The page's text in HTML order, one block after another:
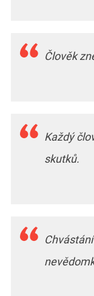
Člověk
Každý
skutků.